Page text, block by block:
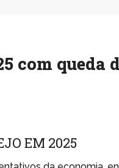
com queda
EM 2025